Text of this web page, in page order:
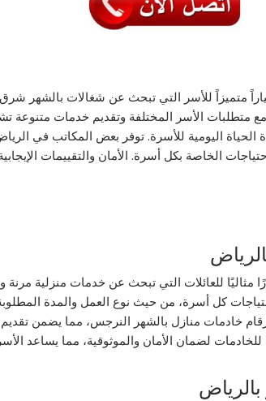
متميزاً للأسر التي تبحث عن شغالات بالشهر شرق
متطلبات الأسر المختلفة وتقديم خدمات متنوعة
اليومية للأسرة. توفر بعض المكاتب في
الخاصة بكل أسرة. الأمان والتقييمات
للعائلات التي تبحث عن خدمات منزلية مرنة
كل أسرة، من حيث نوع العمل والمدة
خادمات منازل بالشهر النرجس، مما يضمن تقديم
لضمان الأمان والموثوقية، مما يساعد